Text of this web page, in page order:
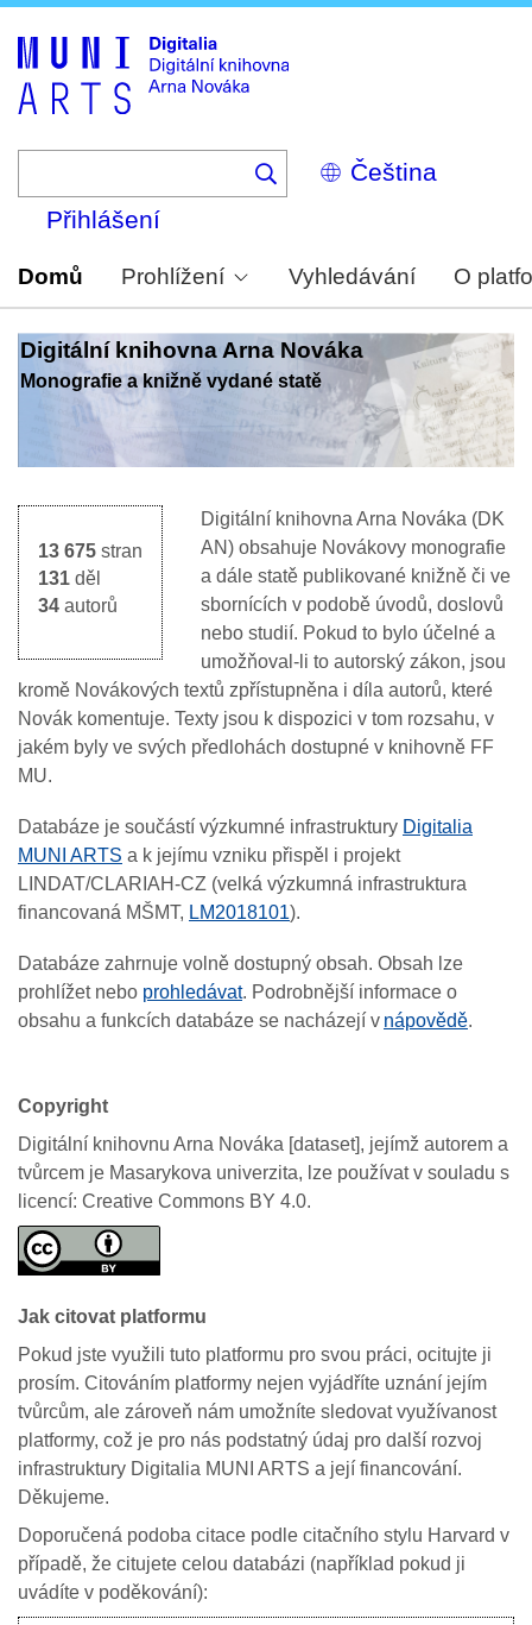
Select
your
Přihlášení
Domů Prohlížení Vyhledávání O
Digitální knihovna Arna Nováka
Monografie a knižně vydané statě
13 675 stran
131 děl
34 autorů
Digitální knihovna Arna Nováka (DK
AN) obsahuje Novákovy monografie
a dále statě publikované knižně či ve
sbornících v podobě úvodů, doslovů
nebo studií. Pokud to bylo účelné a
umožňoval-li to autorský zákon, jsou
kromě Novákových textů zpřístupněna i díla autorů, které
Novák komentuje. Texty jsou k dispozici v tom rozsahu, v
jakém byly ve svých předlohách dostupné v knihovně FF
MU.
Databáze je součástí výzkumné infrastruktury Digitalia
MUNI ARTS a k jejímu vzniku přispěl i projekt
LINDAT/CLARIAH-CZ (velká výzkumná infrastruktura
financovaná MŠMT, LM2018101).
Databáze zahrnuje volně dostupný obsah. Obsah lze
prohlížet nebo prohledávat. Podrobnější informace o
obsahu a funkcích databáze se nacházejí v nápovědě.
Copyright
Digitální knihovnu Arna Nováka [dataset], jejímž autorem a
tvůrcem je Masarykova univerzita, lze používat v souladu s
licencí: Creative Commons BY 4.0.
Jak citovat platformu
Pokud jste využili tuto platformu pro svou práci, ocitujte ji
prosím. Citováním platformy nejen vyjádříte uznání jejím
tvůrcům, ale zároveň nám umožníte sledovat využívanost
platformy, což je pro nás podstatný údaj pro další rozvoj
infrastruktury Digitalia MUNI ARTS a její financování.
Děkujeme.
Doporučená podoba citace podle citačního stylu Harvard v
případě, že citujete celou databázi (například pokud ji
uvádíte v poděkování):